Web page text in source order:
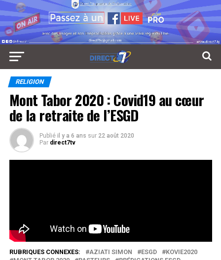
RELIGION
Mont Tabor 2020 : Covid19 au cœur
de la retraite de l’ESGD
Publié il y a 6 ans sur 22 août 2020
Par direct7tv
RUBRIQUES CONNEXES: AZIATI SIMON ESGD
KOVIE2020